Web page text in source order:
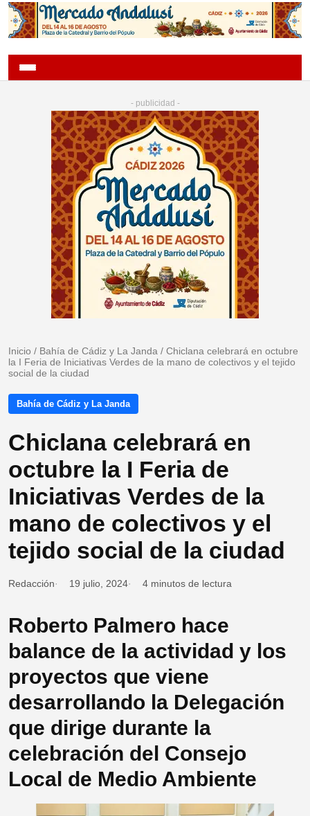
- publicidad -
Inicio / Bahía de Cádiz y La Janda / Chiclana celebrará en octubre
la I Feria de Iniciativas Verdes de la mano de colectivos y el tejido
social de la ciudad
Bahía de Cádiz y La Janda
Chiclana celebrará en
octubre la I Feria de
Iniciativas Verdes de la
mano de colectivos y el
tejido social de la ciudad
Redacción 19 julio, 2024 4 minutos de lectura
Roberto Palmero hace
balance de la actividad y los
proyectos que viene
desarrollando la Delegación
que dirige durante la
celebración del Consejo
Local de Medio Ambiente